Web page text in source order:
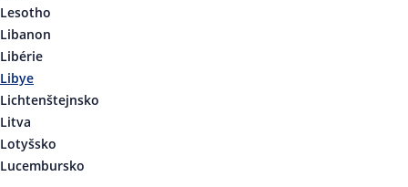
Lesotho
Libanon
Libérie
Libye
Lichtenštejnsko
Litva
Lotyšsko
Lucembursko